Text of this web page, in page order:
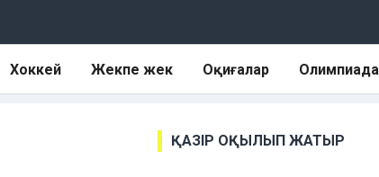
Хоккей Жекпе жек Оқиғалар Олимпиада
ҚАЗІР ОҚЫЛЫП ЖАТЫР